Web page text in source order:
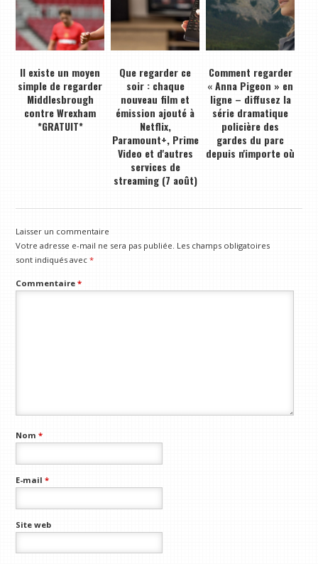
Il existe un moyen
simple de regarder
Middlesbrough
contre Wrexham
*GRATUIT*
Que regarder ce
soir : chaque
nouveau film et
émission ajouté à
Netflix,
Paramount+, Prime
Video et d'autres
services de
streaming (7 août)
Comment regarder
« Anna Pigeon » en
ligne – diffusez la
série dramatique
policière des
gardes du parc
depuis n'importe où
Laisser un commentaire
Votre adresse e-mail ne sera pas publiée. Les champs obligatoires
sont indiqués avec*
Commentaire*
Nom*
E-mail*
Site web